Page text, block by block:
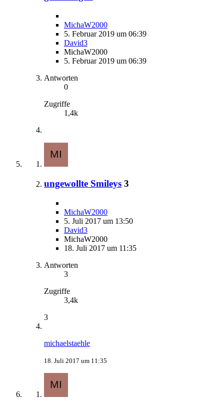
MichaW2000
5. Februar 2019 um 06:39
David3
MichaW2000
5. Februar 2019 um 06:39
Antworten
0
Zugriffe
1,4k
ungewollte Smileys 3
MichaW2000
5. Juli 2017 um 13:50
David3
MichaW2000
18. Juli 2017 um 11:35
Antworten
3
Zugriffe
3,4k
3
michaelstaehle
18. Juli 2017 um 11:35